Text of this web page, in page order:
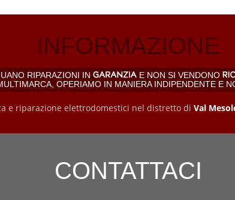
INFORMAZIONE
RIPARAZIONI IN E NON SI VENDONO
OPERIAMO IN MANIERA INDIPENDENTE E
e riparazione elettrodomestici nel distretto di Val
CONTATTACI